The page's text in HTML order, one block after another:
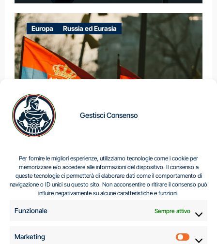
Gestisci Consenso
Per fornire le migliori esperienze, utilizziamo tecnologie come i cookie per
memorizzare e/o accedere alle informazioni del dispositivo. Il consenso a
queste tecnologie ci permetterà di elaborare dati come il comportamento di
navigazione o ID unici su questo sito. Non acconsentire o ritirare il consenso può
influire negativamente su alcune caratteristiche e funzioni.
Funzionale Sempre attivo
Marketing
Europa Russia ed Eurasia
Centro Analisi e Studi Italus © Tutti i diritti riservati